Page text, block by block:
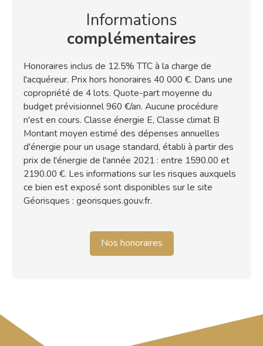
Informations
complémentaires
Honoraires inclus de 12.5% TTC à la charge de
l'acquéreur. Prix hors honoraires 40 000 €. Dans une
copropriété de 4 lots. Quote-part moyenne du
budget prévisionnel 960 €/an. Aucune procédure
n'est en cours. Classe énergie E, Classe climat B
Montant moyen estimé des dépenses annuelles
d'énergie pour un usage standard, établi à partir des
prix de l'énergie de l'année 2021 : entre 1590.00 et
2190.00 €. Les informations sur les risques auxquels
ce bien est exposé sont disponibles sur le site
Géorisques : georisques.gouv.fr.
Nos honoraires